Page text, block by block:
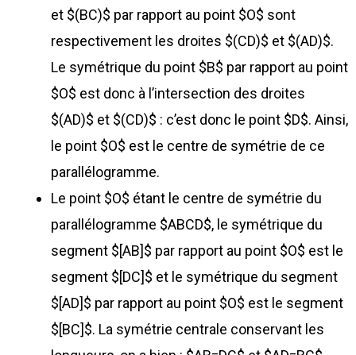
et $(BC)$ par rapport au point $O$ sont
respectivement les droites $(CD)$ et $(AD)$.
Le symétrique du point $B$ par rapport au point
$O$ est donc à l’intersection des droites
$(AD)$ et $(CD)$ : c’est donc le point $D$. Ainsi,
le point $O$ est le centre de symétrie de ce
parallélogramme.
Le point $O$ étant le centre de symétrie du
parallélogramme $ABCD$, le symétrique du
segment $[AB]$ par rapport au point $O$ est le
segment $[DC]$ et le symétrique du segment
$[AD]$ par rapport au point $O$ est le segment
$[BC]$. La symétrie centrale conservant les